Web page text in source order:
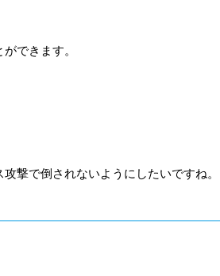
できます。
撃で倒されないようにしたいですね。